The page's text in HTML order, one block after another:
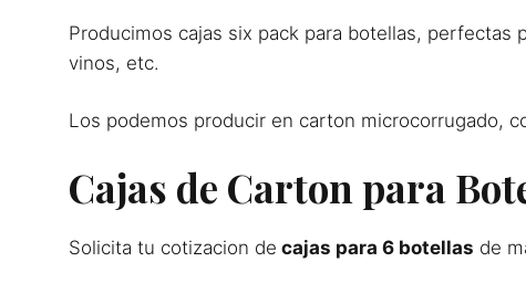
Producimos cajas six pack para botellas, perfectas
vinos, etc.
Los podemos producir en carton microcorrugado,
Cajas de Carton para
Solicita tu cotizacion de cajas para 6 botellas de